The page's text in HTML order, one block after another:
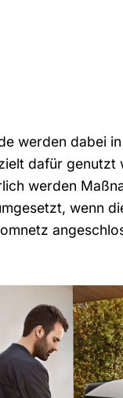
werden dabei
dafür
werden
wenn